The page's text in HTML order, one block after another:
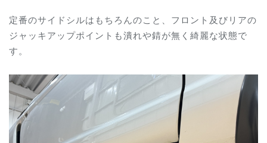
定番のサイドシルはもちろんのこと、フロント及びリアの
ジャッキアップポイントも潰れや錆が無く綺麗な状態で
す。